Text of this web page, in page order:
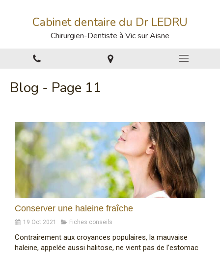
Cabinet dentaire du Dr LEDRU
Chirurgien-Dentiste à Vic sur Aisne
Blog - Page 11
Conserver une haleine fraîche
19 Oct 2021 Fiches conseils
Contrairement aux croyances populaires, la mauvaise
haleine, appelée aussi halitose, ne vient pas de l’estomac